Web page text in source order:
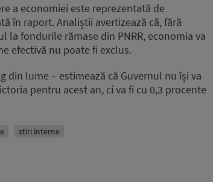
a economiei este reprezentată de
în raport. Analiștii avertizează că, fără
fondurile rămase din PNRR, economia va
efectivă nu poate fi exclus.
din lume – estimează că Guvernul nu își va
pentru acest an, ci va fi cu 0,3 procente
stiri interne